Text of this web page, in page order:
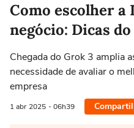
Como escolher a
negócio: Dicas
Chegada do Grok 3 amplia
necessidade de avaliar o
empresa
1 abr 2025 - 06h39